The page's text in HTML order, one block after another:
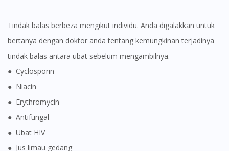
Visit DoctorOnCall Singapore
Tindak balas berbeza mengikut individu. Anda digalakkan untuk
bertanya dengan doktor anda tentang kemungkinan terjadinya
tindak balas antara ubat sebelum mengambilnya.
● Cyclosporin
● Niacin
● Erythromycin
● Antifungal
● Ubat HIV
● Jus limau gedang